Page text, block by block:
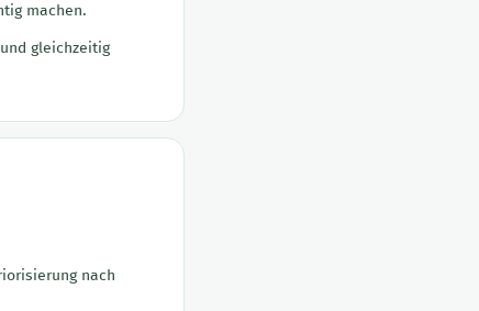
machen.
gleichzeitig
nach